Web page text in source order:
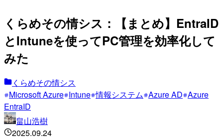
くらめその情シス：【まとめ】EntraID
とIntuneを使ってPC管理を効率化して
みた
くらめその情シス
Microsoft Azure Intune 情報システム Azure AD Azure
EntraID
畠山浩樹
2025.09.24